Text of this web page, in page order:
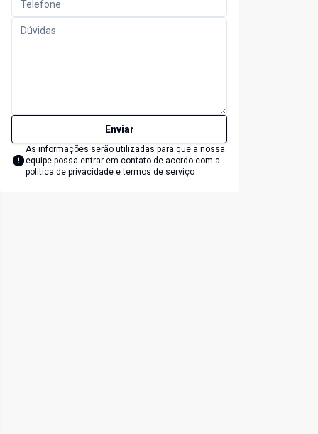
Enviar
As informações serão utilizadas para que a nossa
equipe possa entrar em contato de acordo com a
política de privacidade e termos de serviço